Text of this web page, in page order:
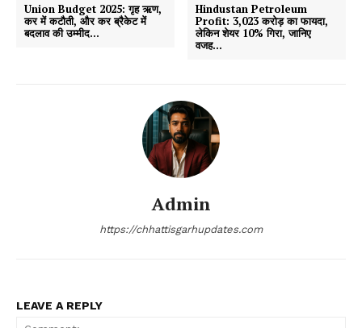
Union Budget 2025: गृह ऋण,
कर में कटौती, और कर ब्रैकेट में
बदलाव की उम्मीद…
Hindustan Petroleum
Profit: 3,023 करोड़ का फायदा,
लेकिन शेयर 10% गिरा, जानिए
वजह…
Admin
https://chhattisgarhupdates.com
LEAVE A REPLY